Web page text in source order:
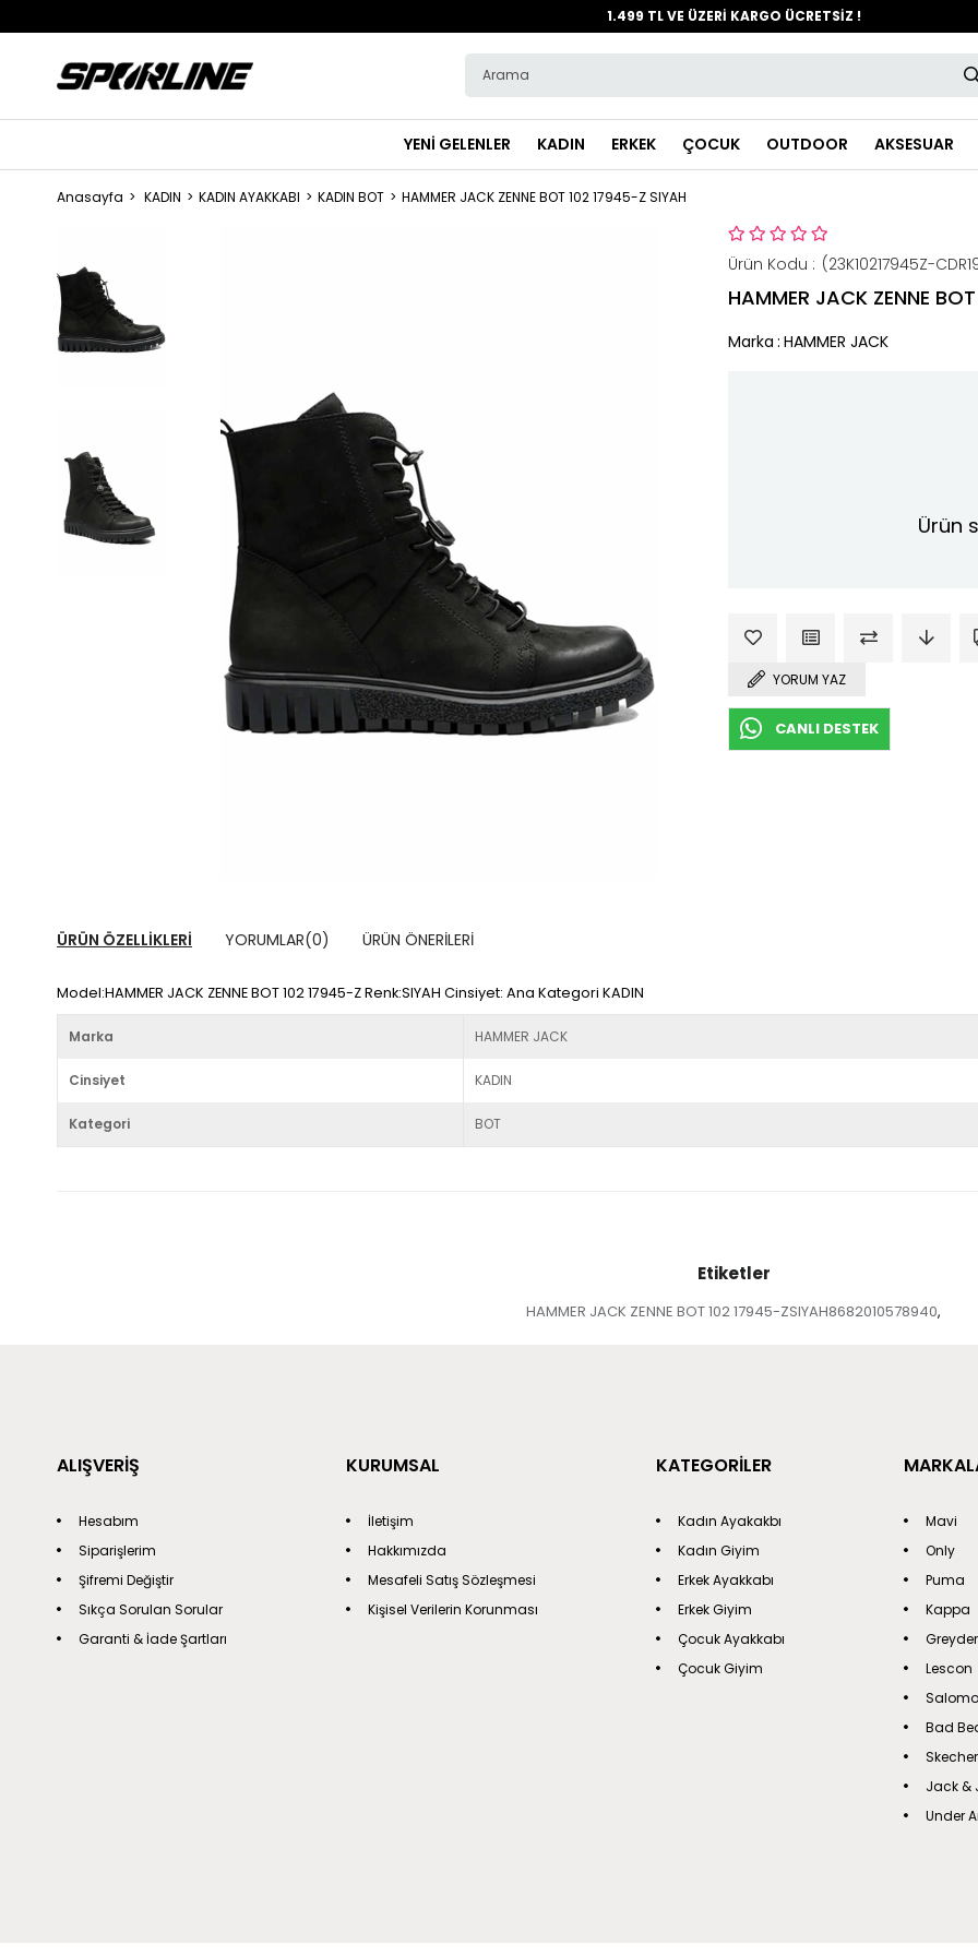
1.499 TL VE ÜZERİ KARGO ÜCRETSİZ !
YENİ GELENLER KADIN ERKEK ÇOCUK OUTDOOR AKSESUAR
Anasayfa KADIN KADIN AYAKKABI KADIN BOT HAMMER JACK ZENNE BOT 102 17945-Z SIYAH
(23K10217945Z-
HAMMER JACK ZENNE
Marka : HAMMER JACK
Ürün
YORUM YAZ
CANLI DESTEK
ÜRÜN ÖZELLIKLERI YORUMLAR(0) ÜRÜN ÖNERILERI
Model:HAMMER JACK ZENNE BOT 102 17945-Z Renk:SIYAH Cinsiyet: Ana Kategori KADIN
Marka HAMMER JACK
Cinsiyet KADIN
Kategori BOT
Etiketler
HAMMER JACK ZENNE BOT 102 17945-ZSIYAH8682010578940,
ALIŞVERİŞ
Hesabım
Siparişlerim
Şifremi Değiştir
Sıkça Sorulan Sorular
Garanti & İade Şartları
KURUMSAL
İletişim
Hakkımızda
Mesafeli Satış Sözleşmesi
Kişisel Verilerin Korunması
KATEGORİLER
Kadın Ayakakbı
Kadın Giyim
Erkek Ayakkabı
Erkek Giyim
Çocuk Ayakkabı
Çocuk Giyim
Mavi
Only
Puma
Kappa
Greyder
Lescon
Bad
Jack &
Under